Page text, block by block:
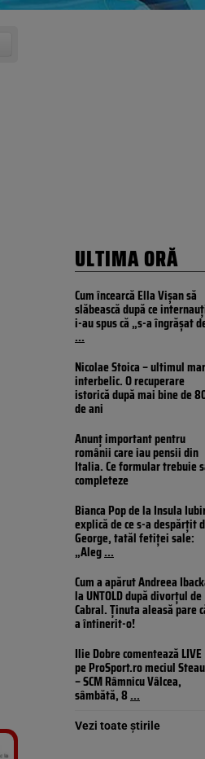
ULTIMA ORĂ
Cum încearcă Ella Vișan să
slăbească după ce
i-au spus că „s-a îngrășat
...
Nicolae Stoica – ultimul
interbelic. O recuperare
istorică după mai bine de
de ani
Anunț important pentru
românii care iau pensii din
Italia. Ce formular trebuie
completeze
Bianca Pop de la Insula
explică de ce s-a despărțit
George, tatăl fetiței sale:
„Aleg...
Cum a apărut Andreea
la UNTOLD după divorțul de
Cabral. Ținuta aleasă pare
a întinerit-o!
Ilie Dobre comentează LIVE
pe ProSport.ro meciul
– SCM Râmnicu Vâlcea,
sâmbătă, 8...
Vezi toate știrile